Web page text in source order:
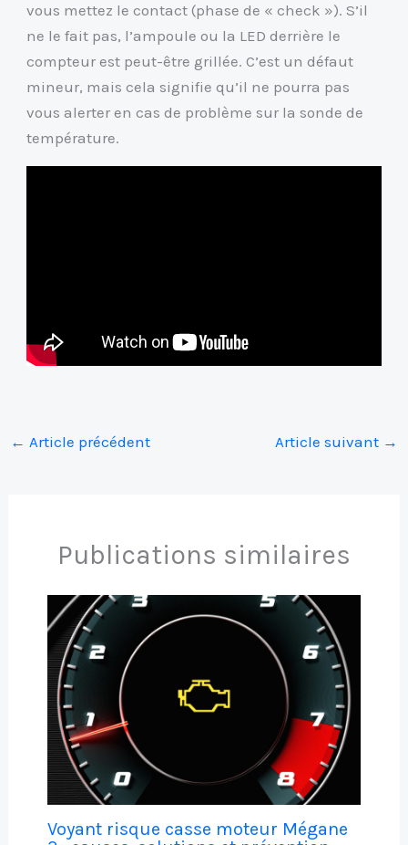
vous mettez le contact (phase de « check »). S’il
ne le fait pas, l’ampoule ou la LED derrière le
compteur est peut-être grillée. C’est un défaut
mineur, mais cela signifie qu’il ne pourra pas
vous alerter en cas de problème sur la sonde de
température.
← Article précédent Article suivant →
Publications similaires
Voyant risque casse moteur Mégane